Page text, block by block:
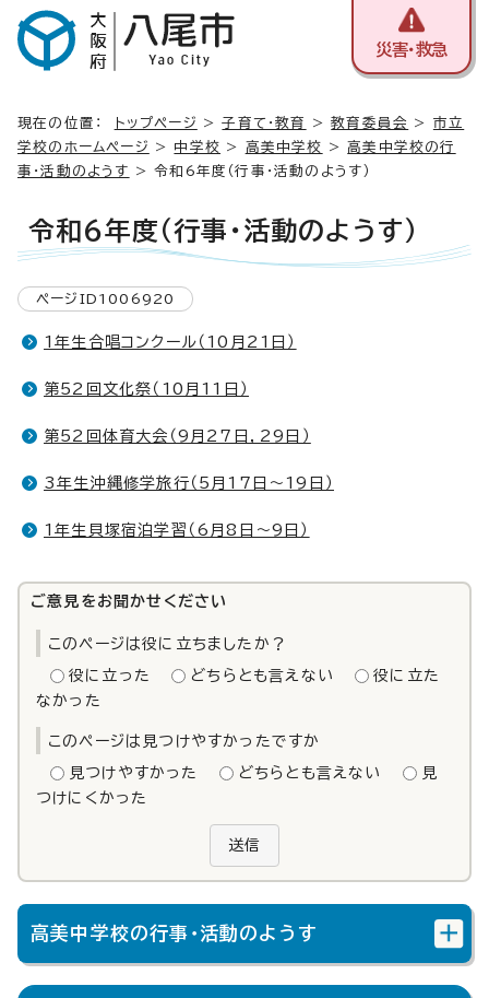
災害・救急
現在の位置： トップページ >子育て・教育 >教育委員会 > 市立
学校のホームページ
> 中学校 > 高美中学校 >高美中学校の行
事・活動のようす
> 令和6年度（行事・活動のようす）
令和6年度（行事・活動のようす）
ページID1006920
1年生合唱コンクール（10月21日）
第52回文化祭（10月11日）
第52回体育大会（9月27日，29日）
3年生沖縄修学旅行（5月17日～19日）
1年生貝塚宿泊学習（6月8日～9日）
ご意見をお聞かせください
このページは役に立ちましたか？
役に立った どちらとも言えない
役に立た
なかった
このページは見つけやすかったですか
見つけやすかった どちらとも言えない
見
つけにくかった
送信
高美中学校の行事・活動のようす